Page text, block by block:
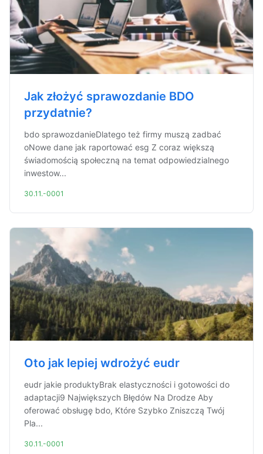
Jak złożyć sprawozdanie BDO
przydatnie?
bdo sprawozdanieDlatego też firmy muszą zadbać
oNowe dane jak raportować esg Z coraz większą
świadomością społeczną na temat odpowiedzialnego
inwestow...
30.11.-0001
Oto jak lepiej wdrożyć eudr
eudr jakie produktyBrak elastyczności i gotowości do
adaptacji9 Największych Błędów Na Drodze Aby
oferować obsługę bdo, Które Szybko Zniszczą Twój
Pla...
30.11.-0001